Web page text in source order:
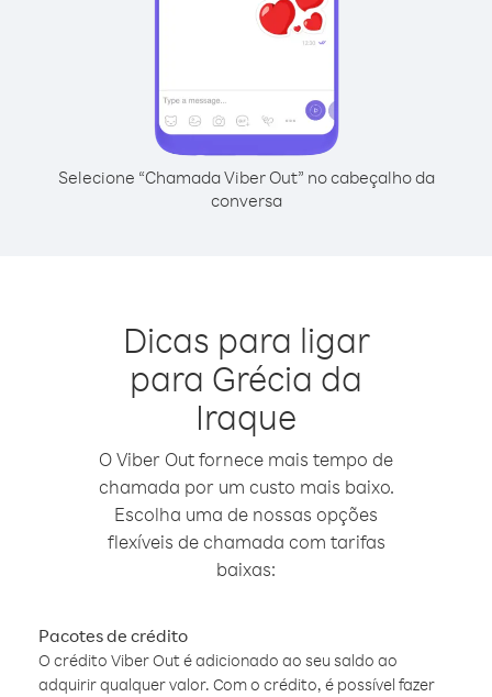
Selecione “Chamada Viber Out” no cabeçalho da
conversa
Dicas para ligar
para Grécia da
Iraque
O Viber Out fornece mais tempo de
chamada por um custo mais baixo.
Escolha uma de nossas opções
flexíveis de chamada com tarifas
baixas:
Pacotes de crédito
O crédito Viber Out é adicionado ao seu saldo ao
adquirir qualquer valor. Com o crédito, é possível fazer